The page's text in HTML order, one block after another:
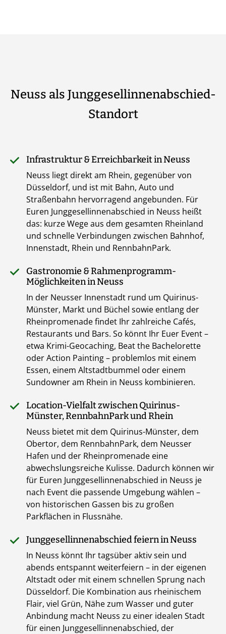
Neuss als Junggesellinnenabschied-
Standort
Infrastruktur & Erreichbarkeit in Neuss
Neuss liegt direkt am Rhein, gegenüber von
Düsseldorf, und ist mit Bahn, Auto und
Straßenbahn hervorragend angebunden. Für
Euren Junggesellinnenabschied in Neuss heißt
das: kurze Wege aus dem gesamten Rheinland
und schnelle Verbindungen zwischen Bahnhof,
Innenstadt, Rhein und RennbahnPark.
Gastronomie & Rahmenprogramm-
Möglichkeiten in Neuss
In der Neusser Innenstadt rund um Quirinus-
Münster, Markt und Büchel sowie entlang der
Rheinpromenade findet Ihr zahlreiche Cafés,
Restaurants und Bars. So könnt Ihr Euer Event –
etwa Krimi-Geocaching, Beat the Bachelorette
oder Action Painting – problemlos mit einem
Essen, einem Altstadtbummel oder einem
Sundowner am Rhein in Neuss kombinieren.
Location-Vielfalt zwischen Quirinus-
Münster, RennbahnPark und Rhein
Neuss bietet mit dem Quirinus-Münster, dem
Obertor, dem RennbahnPark, dem Neusser
Hafen und der Rheinpromenade eine
abwechslungsreiche Kulisse. Dadurch können wir
für Euren Junggesellinnenabschied in Neuss je
nach Event die passende Umgebung wählen –
von historischen Gassen bis zu großen
Parkflächen in Flussnähe.
Junggesellinnenabschied feiern in Neuss
In Neuss könnt Ihr tagsüber aktiv sein und
abends entspannt weiterfeiern – in der eigenen
Altstadt oder mit einem schnellen Sprung nach
Düsseldorf. Die Kombination aus rheinischem
Flair, viel Grün, Nähe zum Wasser und guter
Anbindung macht Neuss zu einer idealen Stadt
für einen Junggesellinnenabschied, der